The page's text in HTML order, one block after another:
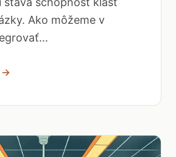
Ako môžeme v
→